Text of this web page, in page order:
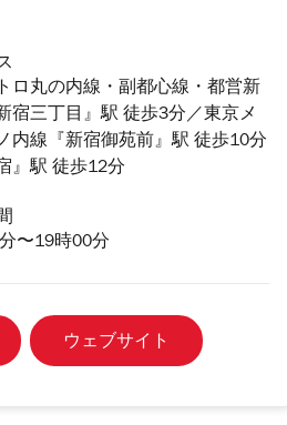
ロ丸の内線・副都心線・都営新
宿三丁⽬』駅 徒歩3分／東京メ
内線『新宿御苑前』駅 徒歩10分
』駅 徒歩12分
〜19時00分
ウェブサイト